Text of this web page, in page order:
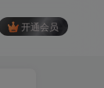
开通会员